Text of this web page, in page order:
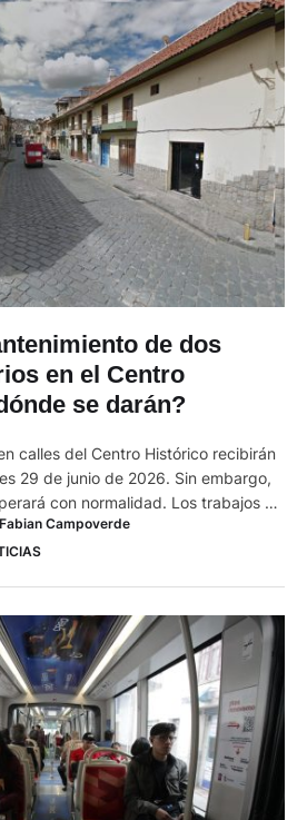
de dos
en el Centro
se darán?
calles del Centro Histórico recibirán
29 de junio de 2026. Sin embargo,
con normalidad. Los trabajos de
las intersecciones de las calles:
cerrados al tránsito vehicular
Fabian Campoverde